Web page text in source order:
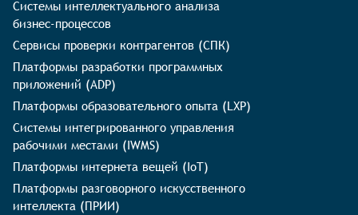
Системы интеллектуального анализа
бизнес-процессов
Сервисы проверки контрагентов (СПК)
Платформы разработки программных
приложений (ADP)
Платформы образовательного опыта (LXP)
Системы интегрированного управления
рабочими местами (IWMS)
Платформы интернета вещей (IoT)
Платформы разговорного искусственного
интеллекта (ПРИИ)